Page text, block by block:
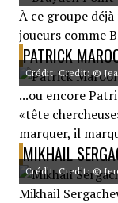
À ce groupe
joueurs comme
PATRICK
Crédit: Credit: ©
...ou encore
«tête
marquer, il
MIKHAIL
Crédit: Credit: ©
Mikhail